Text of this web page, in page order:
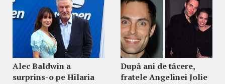
Alec Baldwin a
surprins-o pe Hilaria
După ani de tăcere,
fratele Angelinei Jolie